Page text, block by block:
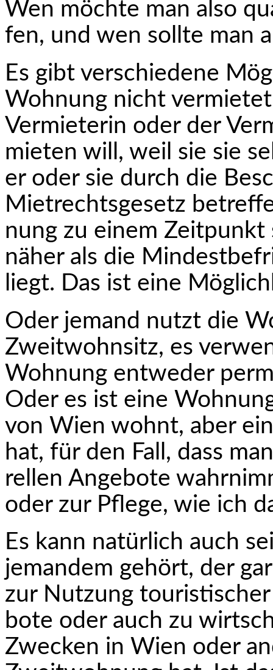
Wen möchte man also
fen, und wen sollte man
Es gibt verschiedene
Wohnung nicht
Vermieterin oder der
mieten will, weil sie sie
er oder sie durch die
Mietrechtsgesetz
nung zu einem
näher als die
liegt. Das ist eine
Oder jemand nutzt die
Zweitwohnsitz, es
Wohnung entweder
Oder es ist eine
von Wien wohnt, aber
hat, für den Fall, dass
rellen Angebote
oder zur Pflege, wie ich
Es kann natürlich auch
jemandem gehört, der
zur Nutzung
bote oder auch zu
Zwecken in Wien oder